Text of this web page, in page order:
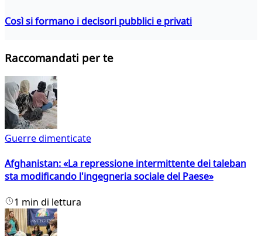
Così si formano i decisori pubblici e privati
Raccomandati per te
Guerre dimenticate
Afghanistan: «La repressione intermittente dei taleban
sta modificando l'ingegneria sociale del Paese»
1 min di lettura